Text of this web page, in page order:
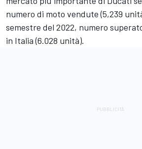
numero di moto vendute (5,239
semestre del 2022, numero
in Italia (6.028 unità).